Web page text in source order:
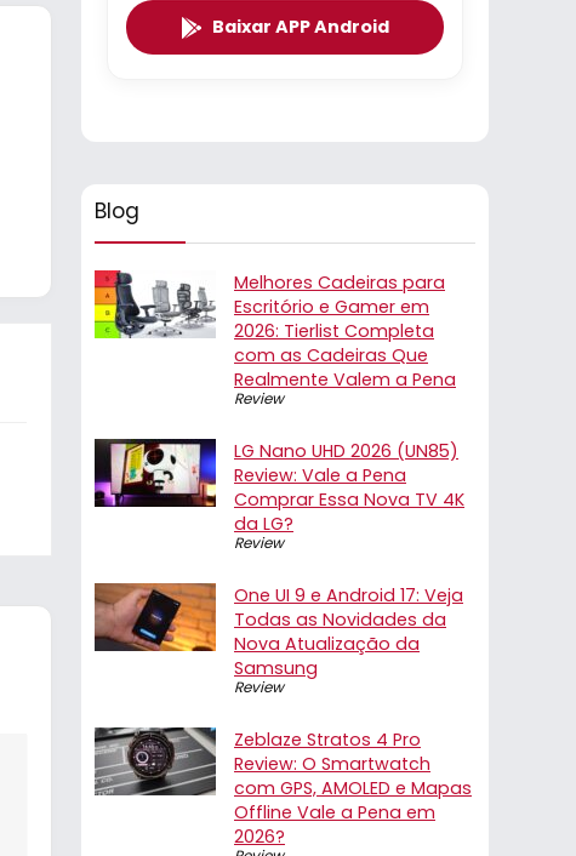
Baixar APP Android
Blog
Melhores Cadeiras para
Escritório e Gamer em
2026: Tierlist Completa
com as Cadeiras Que
Realmente Valem a Pena
Review
LG Nano UHD 2026 (UN85)
Review: Vale a Pena
Comprar Essa Nova TV 4K
da LG?
Review
One UI 9 e Android 17: Veja
Todas as Novidades da
Nova Atualização da
Samsung
Review
Zeblaze Stratos 4 Pro
Review: O Smartwatch
com GPS, AMOLED e Mapas
Offline Vale a Pena em
2026?